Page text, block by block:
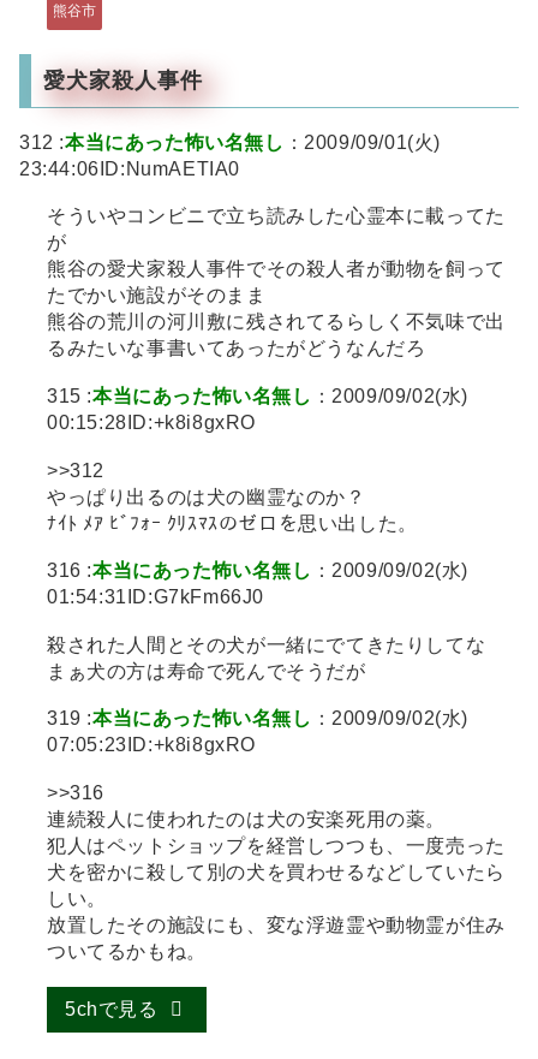
熊谷市
愛犬家殺人事件
312 :本当にあった怖い名無し ：2009/09/01(火)
23:44:06ID:NumAETIA0
そういやコンビニで立ち読みした心霊本に載ってた
が
熊谷の愛犬家殺人事件でその殺人者が動物を飼って
たでかい施設がそのまま
熊谷の荒川の河川敷に残されてるらしく不気味で出
るみたいな事書いてあったがどうなんだろ
315 :本当にあった怖い名無し ：2009/09/02(水)
00:15:28ID:+k8i8gxRO
>>312
やっぱり出るのは犬の幽霊なのか？
ﾅｲﾄ ﾒｱ ﾋﾞﾌｫｰ ｸﾘｽﾏｽのゼロを思い出した。
316 :本当にあった怖い名無し ：2009/09/02(水)
01:54:31ID:G7kFm66J0
殺された人間とその犬が一緒にでてきたりしてな
まぁ犬の方は寿命で死んでそうだが
319 :本当にあった怖い名無し ：2009/09/02(水)
07:05:23ID:+k8i8gxRO
>>316
連続殺人に使われたのは犬の安楽死用の薬。
犯人はペットショップを経営しつつも、一度売った
犬を密かに殺して別の犬を買わせるなどしていたら
しい。
放置したその施設にも、変な浮遊霊や動物霊が住み
ついてるかもね。
5chで見る